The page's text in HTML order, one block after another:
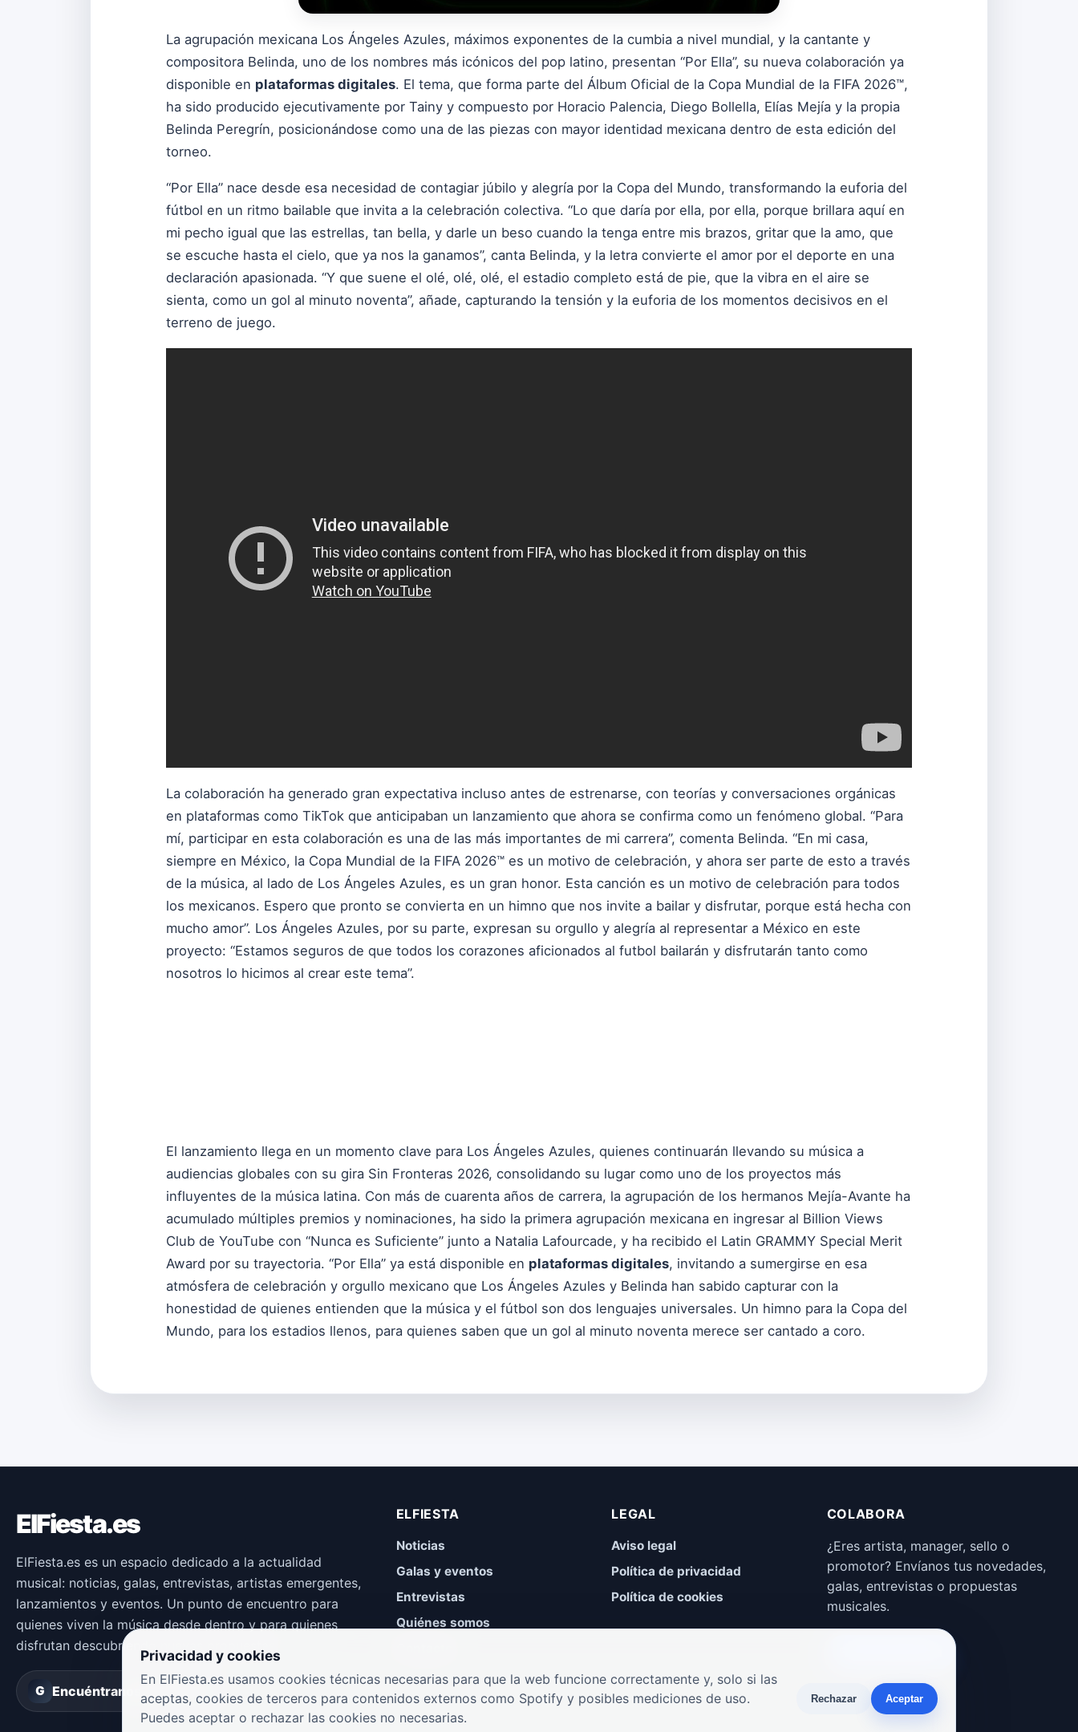
La agrupación mexicana Los Ángeles Azules, máximos exponentes de la cumbia a nivel mundial, y la cantante y
compositora Belinda, uno de los nombres más icónicos del pop latino, presentan “Por Ella”, su nueva colaboración ya
disponible en plataformas digitales. El tema, que forma parte del Álbum Oficial de la Copa Mundial de la FIFA 2026™,
ha sido producido ejecutivamente por Tainy y compuesto por Horacio Palencia, Diego Bollella, Elías Mejía y la propia
Belinda Peregrín, posicionándose como una de las piezas con mayor identidad mexicana dentro de esta edición del
torneo.
“Por Ella” nace desde esa necesidad de contagiar júbilo y alegría por la Copa del Mundo, transformando la euforia del
fútbol en un ritmo bailable que invita a la celebración colectiva. “Lo que daría por ella, por ella, porque brillara aquí en
mi pecho igual que las estrellas, tan bella, y darle un beso cuando la tenga entre mis brazos, gritar que la amo, que
se escuche hasta el cielo, que ya nos la ganamos”, canta Belinda, y la letra convierte el amor por el deporte en una
declaración apasionada. “Y que suene el olé, olé, olé, el estadio completo está de pie, que la vibra en el aire se
sienta, como un gol al minuto noventa”, añade, capturando la tensión y la euforia de los momentos decisivos en el
terreno de juego.
La colaboración ha generado gran expectativa incluso antes de estrenarse, con teorías y conversaciones orgánicas
en plataformas como TikTok que anticipaban un lanzamiento que ahora se confirma como un fenómeno global. “Para
mí, participar en esta colaboración es una de las más importantes de mi carrera”, comenta Belinda. “En mi casa,
siempre en México, la Copa Mundial de la FIFA 2026™ es un motivo de celebración, y ahora ser parte de esto a través
de la música, al lado de Los Ángeles Azules, es un gran honor. Esta canción es un motivo de celebración para todos
los mexicanos. Espero que pronto se convierta en un himno que nos invite a bailar y disfrutar, porque está hecha con
mucho amor”. Los Ángeles Azules, por su parte, expresan su orgullo y alegría al representar a México en este
proyecto: “Estamos seguros de que todos los corazones aficionados al futbol bailarán y disfrutarán tanto como
nosotros lo hicimos al crear este tema”.
El lanzamiento llega en un momento clave para Los Ángeles Azules, quienes continuarán llevando su música a
audiencias globales con su gira Sin Fronteras 2026, consolidando su lugar como uno de los proyectos más
influyentes de la música latina. Con más de cuarenta años de carrera, la agrupación de los hermanos Mejía-Avante ha
acumulado múltiples premios y nominaciones, ha sido la primera agrupación mexicana en ingresar al Billion Views
Club de YouTube con “Nunca es Suficiente” junto a Natalia Lafourcade, y ha recibido el Latin GRAMMY Special Merit
Award por su trayectoria. “Por Ella” ya está disponible en plataformas digitales, invitando a sumergirse en esa
atmósfera de celebración y orgullo mexicano que Los Ángeles Azules y Belinda han sabido capturar con la
honestidad de quienes entienden que la música y el fútbol son dos lenguajes universales. Un himno para la Copa del
Mundo, para los estadios llenos, para quienes saben que un gol al minuto noventa merece ser cantado a coro.
ElFiesta.es
ElFiesta.es es un espacio dedicado a la actualidad
musical: noticias, galas, entrevistas, artistas emergentes,
lanzamientos y eventos. Un punto de encuentro para
quienes viven la música desde dentro y para quienes
disfrutan descubriendo nuevas propuestas.
G Encuéntranos en Groover
ELFIESTA
Noticias
Galas y eventos
Entrevistas
Quiénes somos
LEGAL
Aviso legal
Política de privacidad
Política de cookies
COLABORA
¿Eres artista, manager, sello o
promotor? Envíanos tus novedades,
galas, entrevistas o propuestas
musicales.
Privacidad y cookies
En ElFiesta.es usamos cookies técnicas necesarias para que la web funcione correctamente y, solo si las
aceptas, cookies de terceros para contenidos externos como Spotify y posibles mediciones de uso.
Puedes aceptar o rechazar las cookies no necesarias.
Rechazar Aceptar